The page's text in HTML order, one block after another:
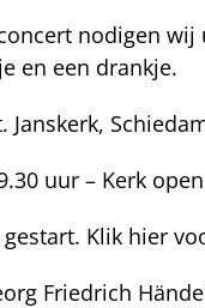
nodigen
en een drankje.
Janskerk,
uur – Kerk
Klik hier
Friedrich